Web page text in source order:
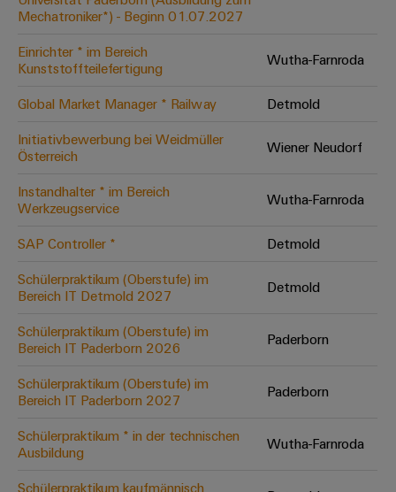
Windparks
Klemmenleisten
Modifizierte
und
bestückte
Kundenspezifische
Kabelkonfektionierung
Praxisnahe
Unsere Neuheiten
im Bereich
Mechatroniker*) - Beginn 01.07.2027
Einrichter * im Bereich
Kunststoffteilefertigung
Wutha-Farnroda
Global Market Manager * Railway
Detmold
Initiativbewerbung bei Weidmüller
Österreich
Wiener Neudorf
Instandhalter * im Bereich
Werkzeugservice
Wutha-Farnroda
SAP Controller *
Detmold
Schülerpraktikum (Oberstufe) im
Bereich IT Detmold 2027
Detmold
Schülerpraktikum (Oberstufe) im
Bereich IT Paderborn 2026
Paderborn
Schülerpraktikum (Oberstufe) im
Bereich IT Paderborn 2027
Paderborn
Schülerpraktikum * in der technischen
Ausbildung
Wutha-Farnroda
Schülerpraktikum kaufmännisch